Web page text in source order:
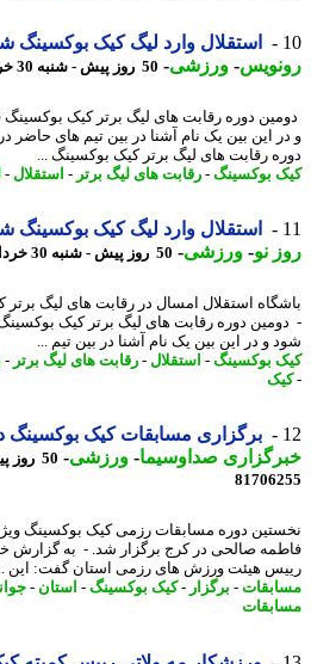
استقلال وارد لیگ کیک بوکسینگ شد
-ورزشی-50 روز پیش - شنبه 30 خرداد 1405، 16:28
دوره رقابت های لیگ برتر کیک بوکسینگ قرار
این بین یک نام آشنا در بین تیم های حاضر در
رقابت های لیگ برتر کیک بوکسینگ ...
بوکسینگ-رقابت های لیگ برتر - استقلال-لیگ
استقلال وارد لیگ کیک بوکسینگ شد
نو- ورزشی-50 روز پیش - شنبه 30 خرداد 1405، 16:07
استقلال امسال در رقابت های لیگ برتر کیک
دوره رقابت های لیگ برتر کیک بوکسینگ
و در این بین یک نام آشنا در بین تیم ...
بوکسینگ-استقلال-رقابت های لیگ برتر -
برگزاری مسابقات کیک بوکسینگ در
صداوسیما-ورزشی-50 روز پیش - شنبه 30 خرداد 1405، 08:15
دوره مسابقات رزمی کیک بوکسینگ ویژه
صالحی در کرج برگزار شد. - به گزارش
هیئت ورزش های رزمی استان گفت: این ...
-برگزار - کیک بوکسینگ-استان-جوانان-